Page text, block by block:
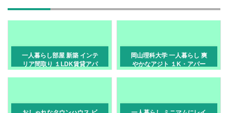
一人暮らし部屋 新築 インテ
リア間取り １LDK賃貸アパ
岡山理科大学 一人暮らし 爽
やかなアジト １K・アパー